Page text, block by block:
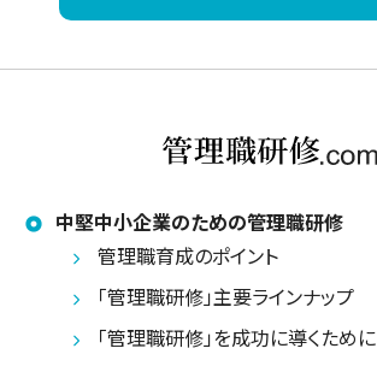
中堅中小企業のための管理職研修
管理職育成のポイント
「管理職研修」主要ラインナップ
「管理職研修」を成功に導くために